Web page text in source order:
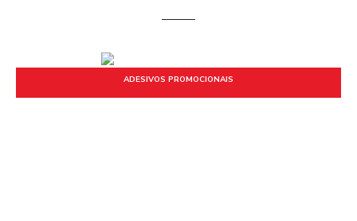
ADESIVOS PROMOCIONAIS